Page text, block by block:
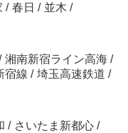
/ 春日 / 並木 /
湘南新宿ライン高海 /
宿線 / 埼玉高速鉄道 /
/ さいたま新都心 /